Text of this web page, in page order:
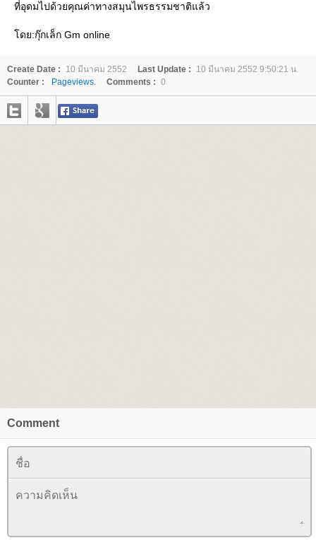
ที่อุดมไปด้วยคุณค่าทางสมุนไพรธรรมชาติแล้ว
ดย:กุ๊กเล็ก Gm online
Create Date : 10 มีนาคม 2552 Last Update :
10 มีนาคม 2552 9:50:21 น.
Counter :
Pageviews. Comments : 0
Comment